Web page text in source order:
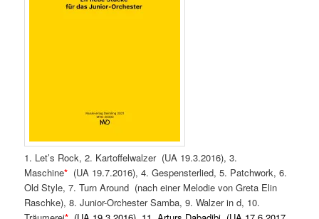
1. Let’s Rock, 2. Kartoffelwalzer (UA 19.3.2016), 3.
Maschine* (UA 19.7.2016), 4. Gespensterlied, 5. Patchwork, 6.
Old Style, 7. Turn Around (nach einer Melodie von Greta Elin
Raschke), 8. Junior-Orchester Samba, 9. Walzer in d, 10.